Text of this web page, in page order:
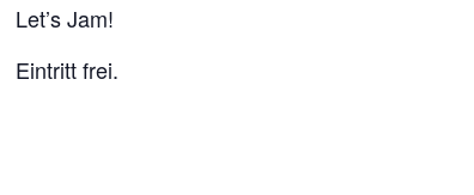
Let’s Jam!
Eintritt frei.